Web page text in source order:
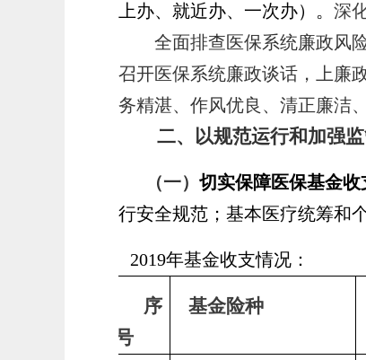
上办、就近办、一次办） 。 深
全面排查医保系统廉政风
召开医保系统廉政谈话，上廉
务精湛、作风优良、清正廉洁
二、以规范运行和加强
（一）切实保障医保基金收
行安全规范；基本医疗统筹和
2019年基金收支情况：
序
号
基金险种